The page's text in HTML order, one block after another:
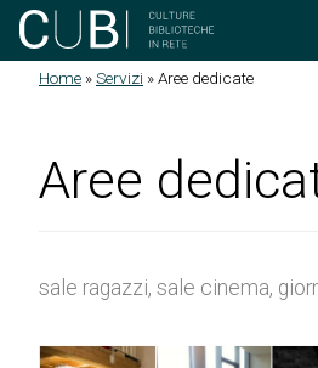
Salta al contenuto principale
Home »Servizi »Aree dedicate
Aree
sale ragazzi, sale cinema,